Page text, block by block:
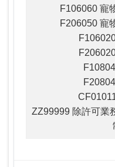
F106060 寵
F206050 寵
ZZ99999 除許可業